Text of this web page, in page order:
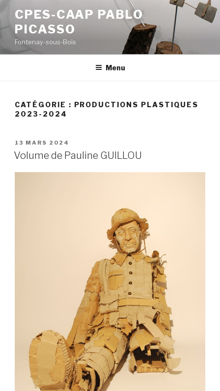
contenu
principal
CPES-CAAP PABLO
PICASSO
Fontenay-sous-Bois
Menu
CATÉGORIE : PRODUCTIONS PLASTIQUES
2023-2024
PUBLIÉ
LE
13 MARS 2024
Volume de Pauline GUILLOU